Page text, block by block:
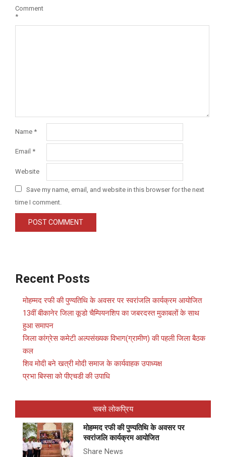
Comment
*
Name *
Email *
Website
Save my name, email, and website in this browser for the next
time I comment.
Recent Posts
मोहम्मद रफी की पुण्यतिथि के अवसर पर स्वरांजलि कार्यक्रम आयोजित
13वीं बीकानेर जिला कूडो चैम्पियनशिप का जबरदस्त मुकाबलों के साथ
हुआ समापन
जिला कांग्रेस कमेटी अल्पसंख्यक विभाग(ग्रामीण) की पहली जिला बैठक
कल
शिव मोदी बने खत्री मोदी समाज के कार्यवाहक उपाध्यक्ष
प्रभा बिस्सा को पीएचडी की उपाधि
सबसे लोकप्रिय
मोहम्मद रफी की पुण्यतिथि के अवसर पर
स्वरांजलि कार्यक्रम आयोजित
Share News